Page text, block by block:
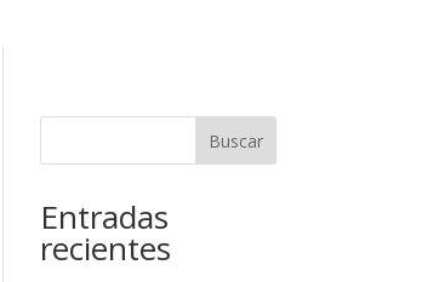
Buscar
Entradas
recientes